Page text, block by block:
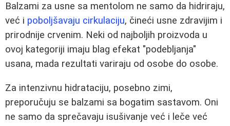
Balzami za usne sa mentolom ne samo da hidriraju,
već i poboljšavaju cirkulaciju, čineći usne zdravijim i
prirodnije crvenim. Neki od najboljih proizvoda u
ovoj kategoriji imaju blag efekat "podebljanja"
usana, mada rezultati variraju od osobe do osobe.
Za intenzivnu hidrataciju, posebno zimi,
preporučuju se balzami sa bogatim sastavom. Oni
ne samo da sprečavaju isušivanje već i leče već